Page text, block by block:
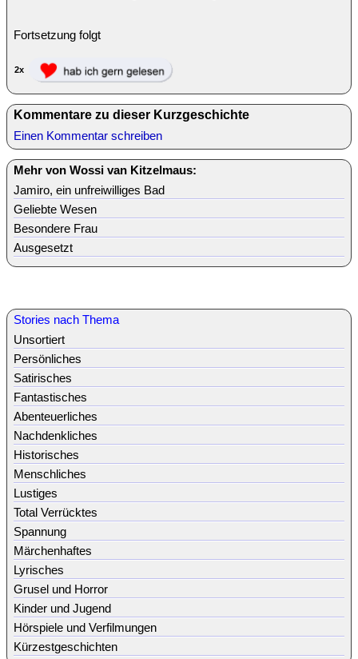
Fortsetzung folgt
2x
Kommentare zu dieser Kurzgeschichte
Einen Kommentar schreiben
Mehr von Wossi van Kitzelmaus:
Jamiro, ein unfreiwilliges Bad
Geliebte Wesen
Besondere Frau
Ausgesetzt
Stories nach Thema
Unsortiert
Persönliches
Satirisches
Fantastisches
Abenteuerliches
Nachdenkliches
Historisches
Menschliches
Lustiges
Total Verrücktes
Spannung
Märchenhaftes
Lyrisches
Grusel und Horror
Kinder und Jugend
Hörspiele und Verfilmungen
Kürzestgeschichten